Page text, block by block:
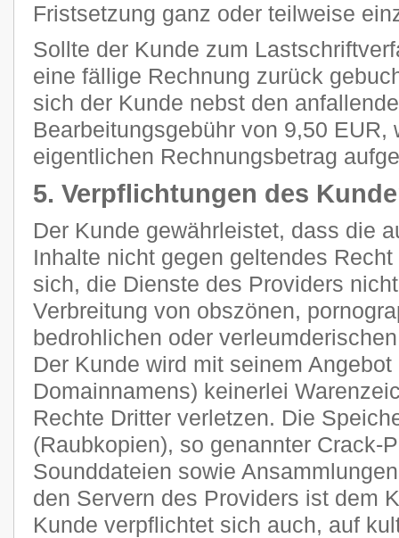
Fristsetzung ganz oder teilweise
Sollte der Kunde zum
eine fällige Rechnung zurück
sich der Kunde nebst den
Bearbeitungsgebühr von 9,50 EUR,
eigentlichen Rechnungsbetrag
5. Verpflichtungen des
Der Kunde gewährleistet, dass die
Inhalte nicht gegen geltendes
sich, die Dienste des Providers
Verbreitung von obszönen,
bedrohlichen oder
Der Kunde wird mit seinem
Domainnamens) keinerlei
Rechte Dritter verletzen. Die
(Raubkopien), so genannter Crack-
Sounddateien sowie
den Servern des Providers ist dem
Kunde verpflichtet sich auch, auf